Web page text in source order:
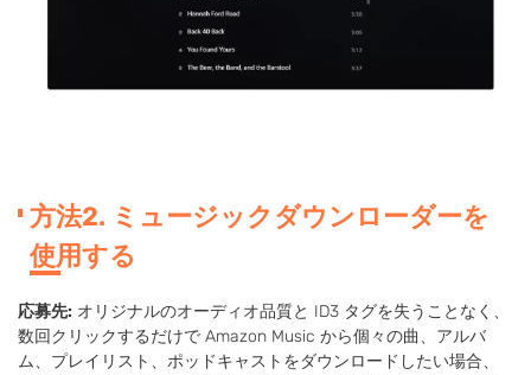
方法2. ミュージックダウンローダーを
使用する
応募先: オリジナルのオーディオ品質と ID3 タグを失うことなく、
数回クリックするだけで Amazon Music から個々の曲、アルバ
ム、プレイリスト、ポッドキャストをダウンロードしたい場合、